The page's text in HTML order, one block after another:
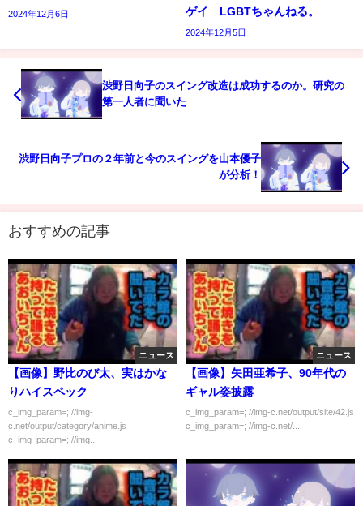
2024年12月6日
ゲイ LGBTちゃんねる。
2024年12月5日
渋野日向子のスイング改造は成功するのか。研究の
第一人者に聞いた
渋野日向子プロの２年前と今のスイングを山本優子
が分析！
おすすめの記事
ニュース
【画像】野比のび太、実はかな
りハイスペック
c_img_param=; //img-
c.net/output/category/anime.js
c_img_param=; //img...
ニュース
【画像】矢田亜希子、90年代の
ギャル姿披露
c_img_param=; //img-c.net/output/site/42.js
c_img_param=; //img-c.net/...